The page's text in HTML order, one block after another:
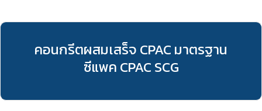
คอนกรีตผสมเสร็จ CPAC มาตรฐาน
ซีแพค CPAC SCG